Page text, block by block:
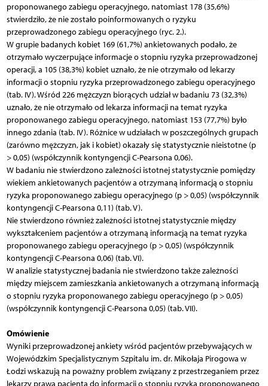
proponowanego zabiegu operacyjnego, natomiast 178 (35,6%)
stwierdziło, że nie zostało poinformowanych o ryzyku
przeprowadzonego zabiegu operacyjnego (ryc. 2.).
W grupie badanych kobiet 169 (61,7%) ankietowanych podało, że
otrzymało wyczerpujące informacje o stopniu ryzyka przeprowadzonej
operacji, a 105 (38,3%) kobiet uznało, że nie otrzymało od lekarzy
informacji o stopniu ryzyka przeprowadzonego zabiegu operacyjnego
(tab. IV). Wśród 226 mężczyzn biorących udział w badaniu 73 (32,3%)
uznało, że nie otrzymało od lekarza informacji na temat ryzyka
proponowanego zabiegu operacyjnego, natomiast 153 (77,7%) było
innego zdania (tab. IV). Różnice w udziałach w poszczególnych grupach
(zarówno mężczyzn, jak i kobiet) okazały się statystycznie nieistotne (p
> 0,05) (współczynnik kontyngencji C-Pearsona 0,06).
W badaniu nie stwierdzono zależności istotnej statystycznie pomiędzy
wiekiem ankietowanych pacjentów a otrzymaną informacją o stopniu
ryzyka proponowanego zabiegu operacyjnego (p > 0,05) (współczynnik
kontyngencji C-Pearsona 0,11) (tab. V).
Nie stwierdzono również zależności istotnej statystycznie między
wykształceniem pacjentów a otrzymaną informacją na temat ryzyka
proponowanego zabiegu operacyjnego (p > 0,05) (współczynnik
kontyngencji C-Pearsona 0,06) (tab. VI).
W analizie statystycznej badania nie stwierdzono także zależności
między miejscem zamieszkania ankietowanych a otrzymaną informacją
o stopniu ryzyka proponowanego zabiegu operacyjnego (p > 0,05)
(współczynnik kontyngencji C-Pearsona 0,05) (tab. VII).
Omówienie
Wyniki przeprowadzonej ankiety wśród pacjentów przebywających w
Wojewódzkim Specjalistycznym Szpitalu im. dr. Mikołaja Pirogowa w
Łodzi wskazują na poważny problem związany z przestrzeganiem przez
lekarzy prawa pacjenta do informacji o stopniu ryzyka proponowanego